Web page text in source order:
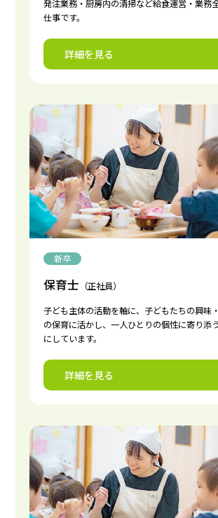
発注業務・厨房内の清掃など給食運営・業務
仕事です。
詳細を見る
新卒
保育士 （正社員）
子ども主体の活動を軸に、子どもたちの興味
の保育に活かし、一人ひとりの個性に寄り添
にしています。
詳細を見る